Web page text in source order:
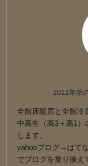
2011年築
全館床暖房と全館冷
中高生（高3＋高1
します。
yahooブログ→はて
でブログを乗り換え